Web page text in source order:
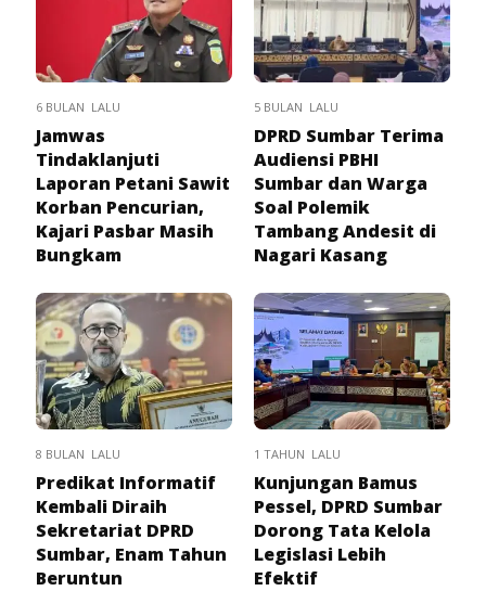
6 BULAN LALU
Jamwas
Tindaklanjuti
Laporan Petani Sawit
Korban Pencurian,
Kajari Pasbar Masih
Bungkam
5 BULAN LALU
DPRD Sumbar Terima
Audiensi PBHI
Sumbar dan Warga
Soal Polemik
Tambang Andesit di
Nagari Kasang
8 BULAN LALU
Predikat Informatif
Kembali Diraih
Sekretariat DPRD
Sumbar, Enam Tahun
Beruntun
1 TAHUN LALU
Kunjungan Bamus
Pessel, DPRD Sumbar
Dorong Tata Kelola
Legislasi Lebih
Efektif